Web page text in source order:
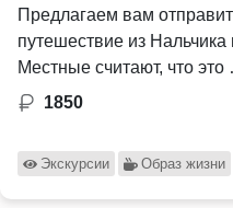
Предлагаем вам
путешествие из
Местные считают, что это
1850
Экскурсии Образ жизни